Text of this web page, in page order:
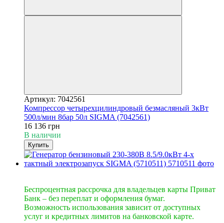
Артикул: 7042561
Компрессор четырехцилиндровый безмасляный 3кВт
500л/мин 8бар 50л SIGMA (7042561)
16 136 грн
В наличии
Купить
Беспроцентная рассрочка для владельцев карты Приват
Банк – без переплат и оформления бумаг.
Возможность использования зависит от доступных
услуг и кредитных лимитов на банковской карте.